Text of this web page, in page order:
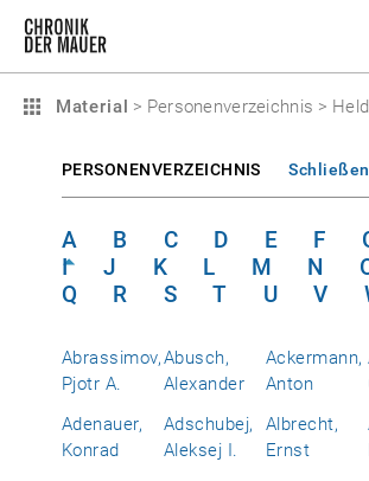
Material > Personenverzeichnis >
PERSONENVERZEICHNIS Schließen
A B C D E F
I
J K L M N
Q
R S T U V
Abrassimov,
Pjotr A.
Abusch,
Alexander
Ackermann,
Anton
Adenauer,
Konrad
Adschubej,
Aleksej I.
Albrecht,
Ernst